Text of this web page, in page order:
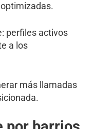
perfiles activos
a los
más llamadas